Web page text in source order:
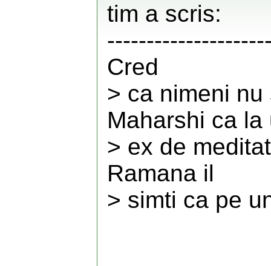
tim a scris:
Cred
> ca nimeni
Maharshi ca la
> ex de
Ramana il
> simti ca pe